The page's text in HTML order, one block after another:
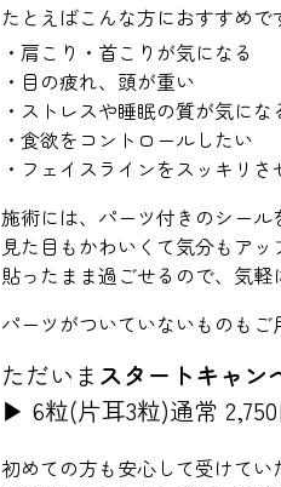
たとえばこんな方におすすめで
・肩こり・首こりが気になる
・目の疲れ、頭が重い
・ストレスや睡眠の質が気にな
・食欲をコントロールしたい
・フェイスラインをスッキリ
施術には、パーツ付きのシール
見た目もかわいくて気分もアッ
貼ったまま過ごせるので、気
パーツがついていないものも
ただいま スタートキャン
▶ 6粒(片耳3粒)通常
初めての方も安心して受けてい